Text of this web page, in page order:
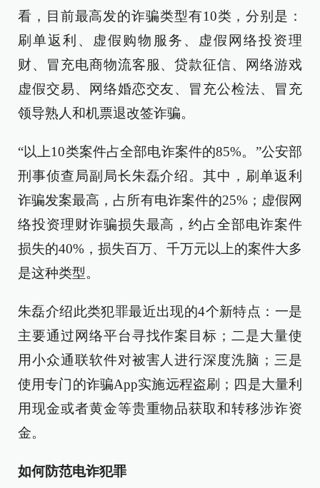
看，目前最高发的诈骗类型有10类，分别是：
刷单返利、虚假购物服务、虚假网络投资理
财、冒充电商物流客服、贷款征信、网络游戏
虚假交易、网络婚恋交友、冒充公检法、冒充
领导熟人和机票退改签诈骗。
“以上10类案件占全部电诈案件的85%。”公安部
刑事侦查局副局长朱磊介绍。其中，刷单返利
诈骗发案最高，占所有电诈案件的25%；虚假网
络投资理财诈骗损失最高，约占全部电诈案件
损失的40%，损失百万、千万元以上的案件大多
是这种类型。
朱磊介绍此类犯罪最近出现的4个新特点：一是
主要通过网络平台寻找作案目标；二是大量使
用小众通联软件对被害人进行深度洗脑；三是
使用专门的诈骗App实施远程盗刷；四是大量利
用现金或者黄金等贵重物品获取和转移涉诈资
金。
如何防范电诈犯罪